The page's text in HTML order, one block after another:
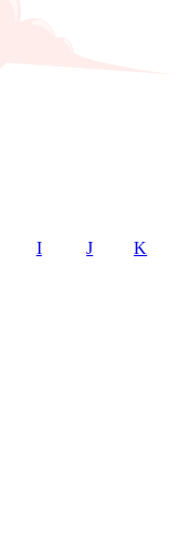
I J K